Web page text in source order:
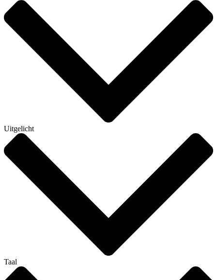
Uitgelicht
Taal